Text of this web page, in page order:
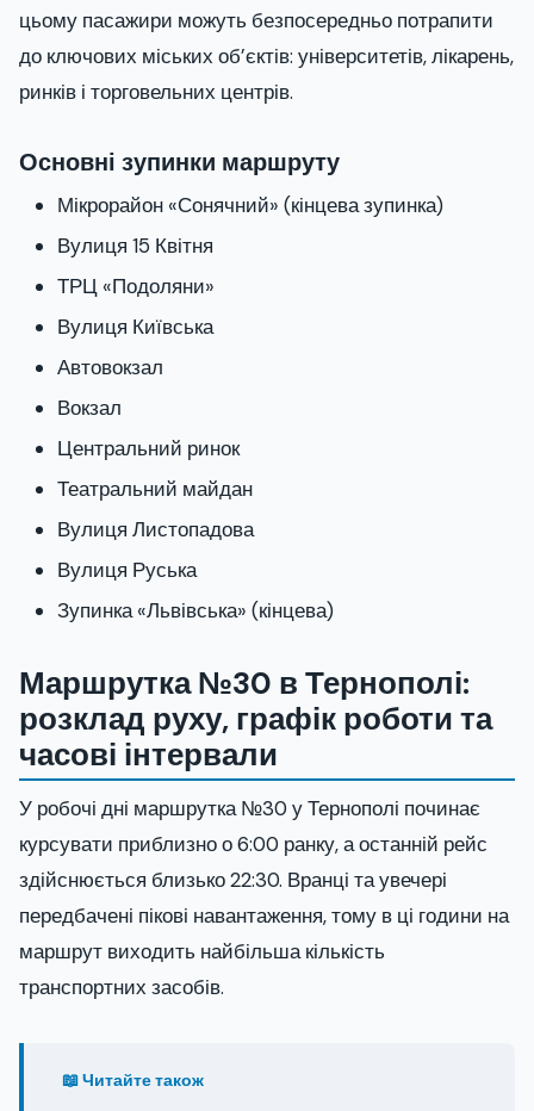
цьому пасажири можуть безпосередньо потрапити
до ключових міських об’єктів: університетів, лікарень,
ринків і торговельних центрів.
Основні зупинки маршруту
Мікрорайон «Сонячний» (кінцева зупинка)
Вулиця 15 Квітня
ТРЦ «Подоляни»
Вулиця Київська
Автовокзал
Вокзал
Центральний ринок
Театральний майдан
Вулиця Листопадова
Вулиця Руська
Зупинка «Львівська» (кінцева)
Маршрутка №30 в Тернополі:
розклад руху, графік роботи та
часові інтервали
У робочі дні маршрутка №30 у Тернополі починає
курсувати приблизно о 6:00 ранку, а останній рейс
здійснюється близько 22:30. Вранці та увечері
передбачені пікові навантаження, тому в ці години на
маршрут виходить найбільша кількість
транспортних засобів.
📖 Читайте також